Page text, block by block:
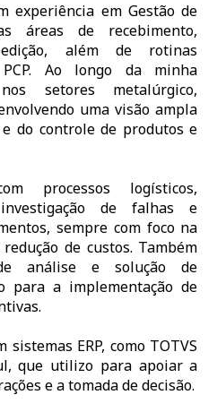
experiência em Gestão de
áreas de recebimento,
além de rotinas
Ao longo da minha
setores metalúrgico,
uma visão ampla
do controle de produtos e
processos logísticos,
de falhas e
sempre com foco na
de custos. Também
análise e solução de
para a implementação de
sistemas ERP, como TOTVS
que utilizo para apoiar a
e a tomada de decisão.